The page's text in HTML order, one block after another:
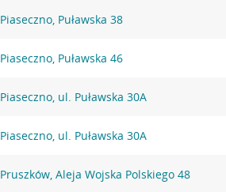
Piaseczno, Puławska 38
Piaseczno, Puławska 46
Piaseczno, ul. Puławska 30A
Piaseczno, ul. Puławska 30A
Pruszków, Aleja Wojska Polskiego 48